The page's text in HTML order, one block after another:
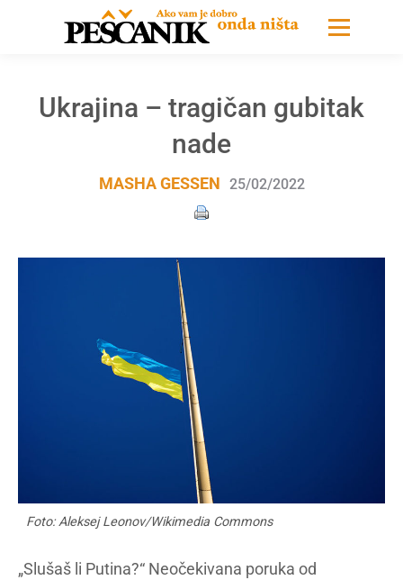
Ukrajina – tragičan gubitak
nade
MASHA GESSEN 25/02/2022
Foto: Aleksej Leonov/Wikimedia Commons
„Slušaš li Putina?“ Neočekivana poruka od